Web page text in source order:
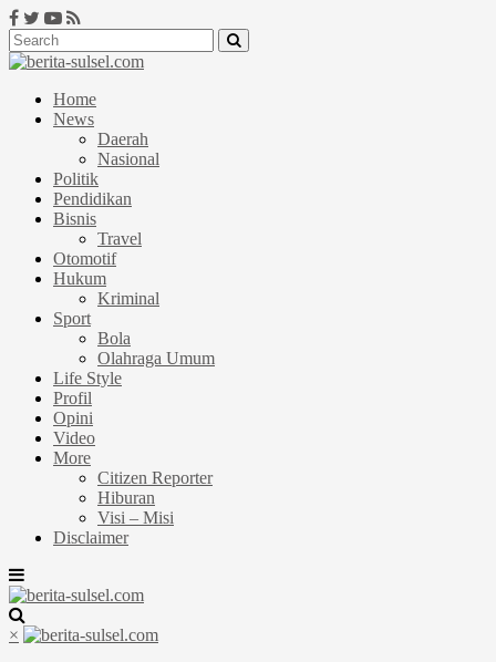
Home
News
Daerah
Nasional
Politik
Pendidikan
Bisnis
Travel
Otomotif
Hukum
Kriminal
Sport
Bola
Olahraga Umum
Life Style
Profil
Opini
Video
More
Citizen Reporter
Hiburan
Visi – Misi
Disclaimer
×